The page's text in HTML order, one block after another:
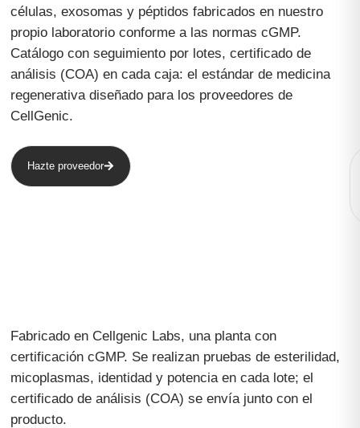
células, exosomas y péptidos fabricados en nuestro
propio laboratorio conforme a las normas cGMP.
Catálogo con seguimiento por lotes, certificado de
análisis (COA) en cada caja: el estándar de medicina
regenerativa diseñado para los proveedores de
CellGenic.
Hazte proveedor
Fabricado en Cellgenic Labs, una planta con
certificación cGMP. Se realizan pruebas de esterilidad,
micoplasmas, identidad y potencia en cada lote; el
certificado de análisis (COA) se envía junto con el
producto.